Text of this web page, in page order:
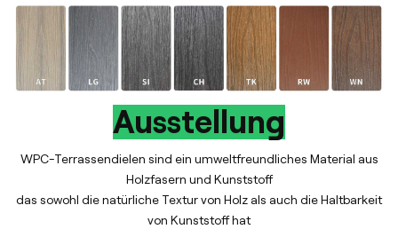
Ausstellung
WPC-Terrassendielen sind ein umweltfreundliches Material aus
Holzfasern und Kunststoff
das sowohl die natürliche Textur von Holz als auch die Haltbarkeit
von Kunststoff hat